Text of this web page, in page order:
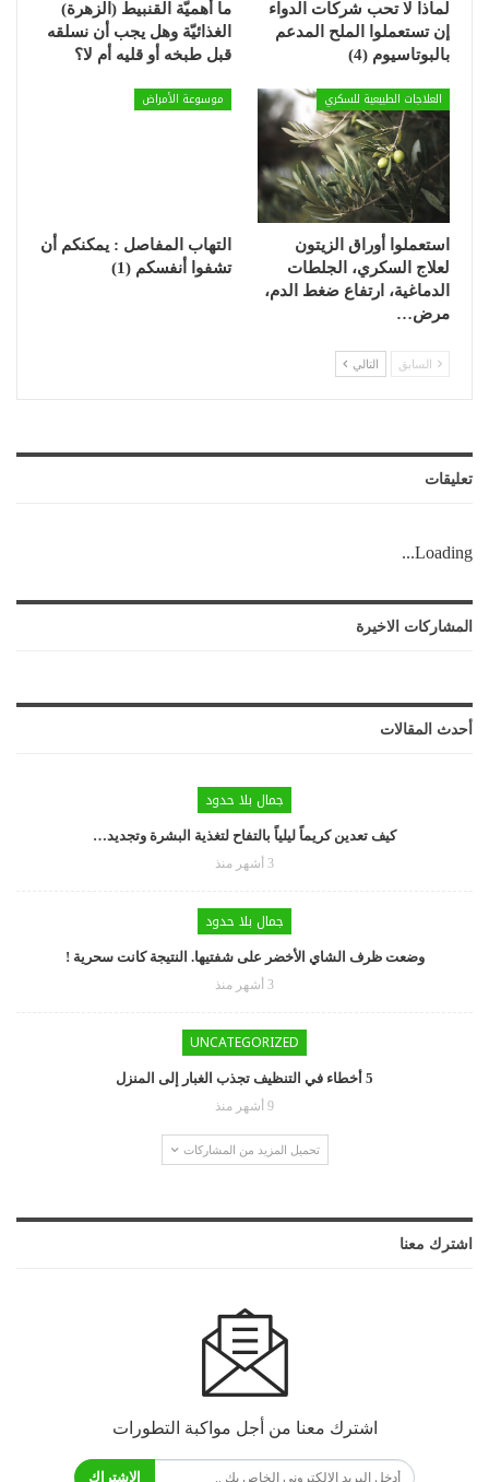
لماذا لا تحب شركات الدواء
إن تستعملوا الملح المدعم
بالبوتاسيوم (4)
ما أهميّة القنبيط (الزهرة)
الغذائيّة وهل يجب أن نسلقه
قبل طبخه أو قليه أم لا؟
العلاجات الطبيعية للسكري
استعملوا أوراق الزيتون
لعلاج السكري، الجلطات
الدماغية، ارتفاع ضغط الدم،
مرض…
موسوعة الأمراض
التهاب المفاصل : يمكنكم أن
تشفوا أنفسكم (1)
السابق التالي
تعليقات
Loading...
المشاركات الاخيرة
أحدث المقالات
جمال بلا حدود
كيف تعدين كريماً ليلياً بالتفاح لتغذية البشرة وتجديد…
3 أشهر منذ
جمال بلا حدود
وضعت ظرف الشاي الأخضر على شفتيها. النتيجة كانت سحرية !
3 أشهر منذ
UNCATEGORIZED
5 أخطاء في التنظيف تجذب الغبار إلى المنزل
9 أشهر منذ
تحميل المزيد من المشاركات
اشترك معنا
اشترك معنا من أجل مواكبة التطورات
الاشتراك